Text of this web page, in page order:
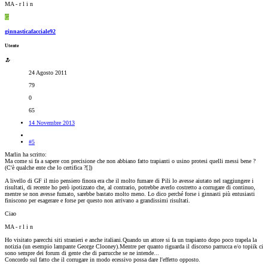
MA - r l i n
G
ginnasticafacciale92
Utente
24 Agosto 2011
79
0
65
14 Novembre 2013
#5
Marlin ha scritto:
Ma come si fa a sapere con precisione che non abbiano fatto trapianti o usino protesi quelli messi bene ?
(C'è qualche ente che lo certifica ?[])
A livello di GF il mio pensiero finora era che il molto fumare di Pili lo avesse aiutato nel raggiungere i
risultati, di recente ho però ipotizzato che, al contrario, potrebbe averlo costretto a corrugare di continuo,
mentre se non avesse fumato, sarebbe bastato molto meno. Lo dico perché forse i ginnasti più entusiasti
finiscono per esagerare e forse per questo non arrivano a grandissimi risultati.
Ciao
MA - r l i n
Ho visitato parecchi siti stranieri e anche italiani.Quando un attore si fa un trapianto dopo poco trapela la
notizia (un esempio lampante George Clooney).Mentre per quanto riguarda il discorso parrucca e/o topiik ci
sono sempre dei forum di gente che di parrucche se ne intende...
Concordo sul fatto che il corrugare in modo ecessivo possa dare l'effetto opposto.